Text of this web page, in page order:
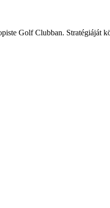
Golf Clubban.